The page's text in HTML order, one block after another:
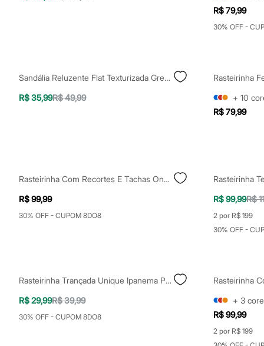
Polos
Relógios
Botas
Bermudas
Camisetas
Calças
Calçados
Regatas
Personagens
Blusas e Camisetas
Calças
Camisas
R$ 79,99
30% OFF -
Sandália Reluzente Flat Texturizada Grendha Preto
R$ 35,99R$ 49,99
+ 10
R$ 79,99
Rasteirinha Com Recortes E Tachas Oneself Off White
R$ 99,99
30% OFF - CUPOM 8DO8
Rasteirinha
R$ 99,99R$
2 por R$ 199
30% OFF -
Rasteirinha Trançada Unique Ipanema Preto
R$ 29,99R$ 39,99
30% OFF - CUPOM 8DO8
Rasteirinha
+ 3
R$ 99,99
2 por R$ 199